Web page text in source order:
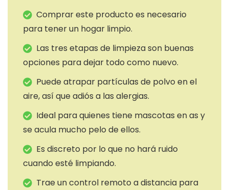
Comprar este producto es necesario
para tener un hogar limpio.
Las tres etapas de limpieza son buenas
opciones para dejar todo como nuevo.
Puede atrapar partículas de polvo en el
aire, así que adiós a las alergias.
Ideal para quienes tiene mascotas en as y
se acula mucho pelo de ellos.
Es discreto por lo que no hará ruido
cuando esté limpiando.
Trae un control remoto a distancia para